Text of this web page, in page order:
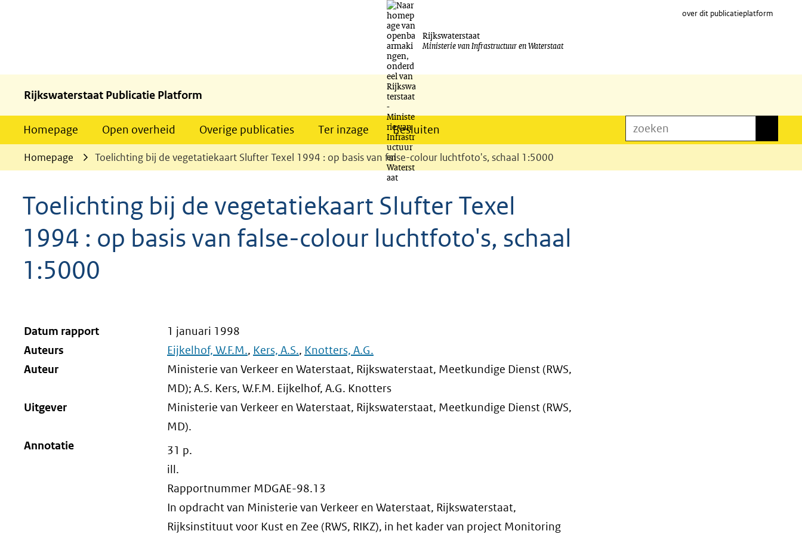
Ga
naar
inhoud
Rijkswaterstaat
Ministerie van Infrastructuur en Waterstaat
over dit publicatieplatform
Rijkswaterstaat Publicatie Platform
Homepage Open overheid Overige publicaties Ter inzage Besluiten zoeken
Homepage Toelichting bij de vegetatiekaart Slufter Texel 1994 : op basis van false-colour luchtfoto's, schaal 1:5000
Toelichting bij de vegetatiekaart Slufter Texel
1994 : op basis van false-colour luchtfoto's, schaal
1:5000
Datum rapport
1 januari 1998
Auteurs
Eijkelhof, W.F.M., Kers, A.S., Knotters, A.G.
Auteur
Ministerie van Verkeer en Waterstaat, Rijkswaterstaat, Meetkundige Dienst (RWS,
MD); A.S. Kers, W.F.M. Eijkelhof, A.G. Knotters
Uitgever
Ministerie van Verkeer en Waterstaat, Rijkswaterstaat, Meetkundige Dienst (RWS,
MD).
Annotatie
31 p.
ill.
Rapportnummer MDGAE-98.13
In opdracht van Ministerie van Verkeer en Waterstaat, Rijkswaterstaat,
Rijksinstituut voor Kust en Zee (RWS, RIKZ), in het kader van project Monitoring